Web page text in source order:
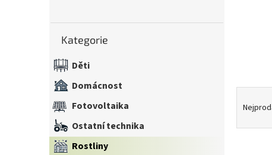
e
kategorie
Kategorie
Děti
Domácnost
Fotovoltaika
Ostatní technika
Rostliny
e